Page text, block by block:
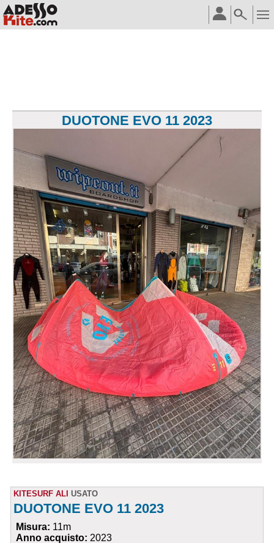
DUOTONE EVO 11 2023
KITESURF ALI USATO
DUOTONE EVO 11 2023
Misura: 11m
Anno acquisto: 2023